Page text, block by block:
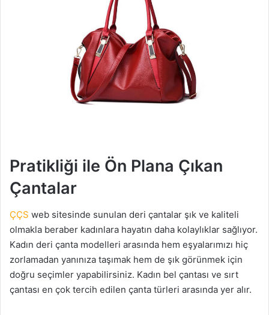
Pratikliği ile Ön Plana Çıkan
Çantalar
ÇÇS web sitesinde sunulan deri çantalar şık ve kaliteli
olmakla beraber kadınlara hayatın daha kolaylıklar sağlıyor.
Kadın deri çanta modelleri arasında hem eşyalarımızı hiç
zorlamadan yanınıza taşımak hem de şık görünmek için
doğru seçimler yapabilirsiniz. Kadın bel çantası ve sırt
çantası en çok tercih edilen çanta türleri arasında yer alır.